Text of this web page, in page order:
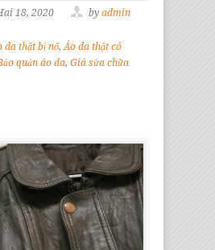
18, 2020 by admin
da thật bị nổ, Áo da thật có
quản áo da, Giá sửa chữa